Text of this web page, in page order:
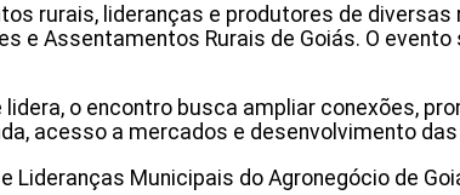
rurais, lideranças e produtores de
e Assentamentos Rurais de Goiás. O
o encontro busca ampliar conexões,
acesso a mercados e desenvolvimento
Municipais do Agronegócio de